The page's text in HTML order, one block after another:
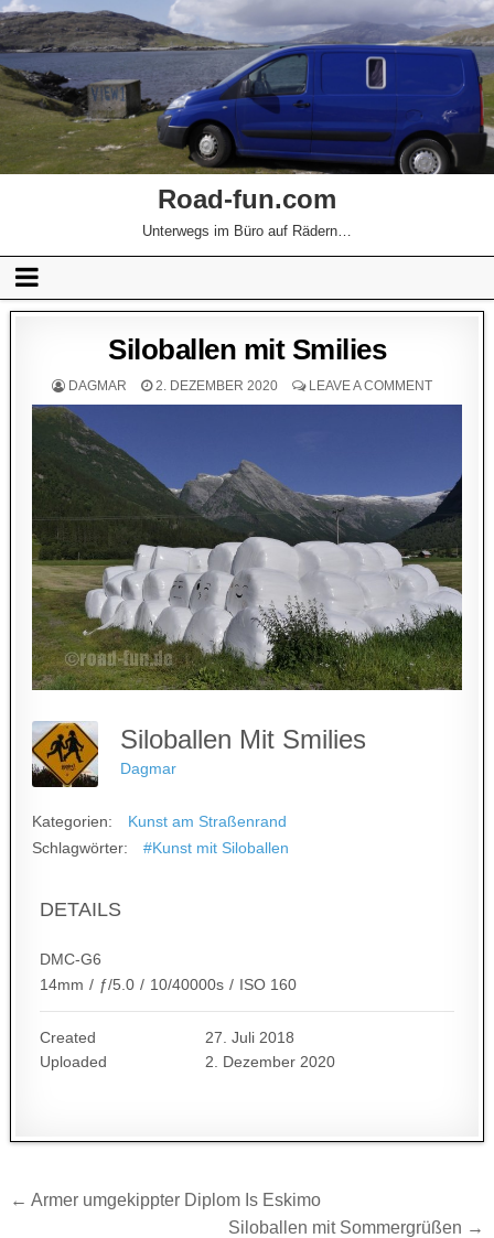
Road-fun.com
Unterwegs im Büro auf Rädern…
Siloballen mit Smilies
DAGMAR 2. DEZEMBER 2020 LEAVE A COMMENT
Siloballen Mit Smilies
Dagmar
Kategorien:
Kunst am Straßenrand
Schlagwörter:
#Kunst mit Siloballen
DETAILS
DMC-G6
14mm / ƒ/5.0 / 10/40000s / ISO 160
Created
27. Juli 2018
Uploaded
2. Dezember 2020
Beitragsnavigation
← Armer umgekippter Diplom Is Eskimo
Siloballen mit Sommergrüßen →